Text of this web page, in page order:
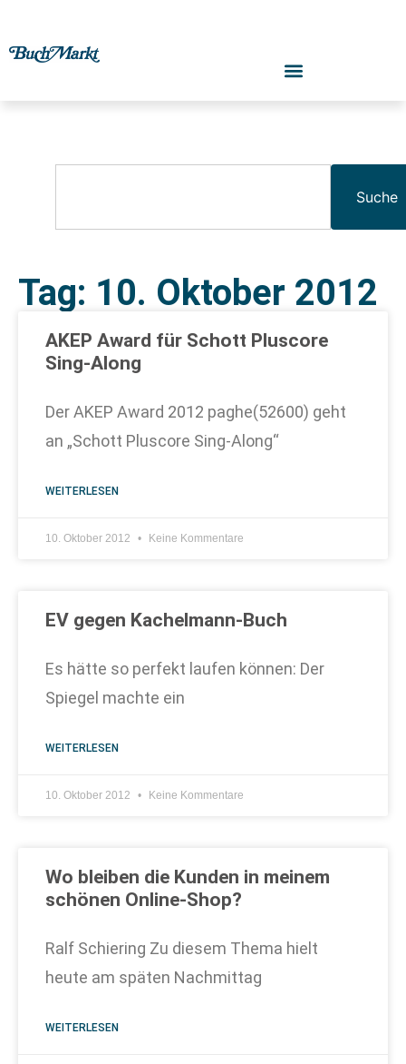
Suche
Tag: 10. Oktober 2012
AKEP Award für Schott Pluscore
Sing-Along
Der AKEP Award 2012 paghe(52600) geht
an „Schott Pluscore Sing-Along“
WEITERLESEN
10. Oktober 2012 Keine Kommentare
EV gegen Kachelmann-Buch
Es hätte so perfekt laufen können: Der
Spiegel machte ein
WEITERLESEN
10. Oktober 2012 Keine Kommentare
Wo bleiben die Kunden in meinem
schönen Online-Shop?
Ralf Schiering Zu diesem Thema hielt
heute am späten Nachmittag
WEITERLESEN